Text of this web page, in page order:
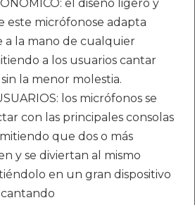
el diseño ligero y
este micrófonose adapta
a la mano de cualquier
a los usuarios cantar
la menor molestia.
los micrófonos se
con las principales consolas
que dos o más
y se diviertan al mismo
en un gran dispositivo